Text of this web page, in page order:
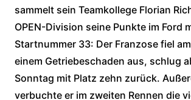
sammelt sein Teamkollege Florian
OPEN-Division seine Punkte im Ford
Startnummer 33: Der Franzose fiel
einem Getriebeschaden aus, schlug
Sonntag mit Platz zehn zurück.
verbuchte er im zweiten Rennen die